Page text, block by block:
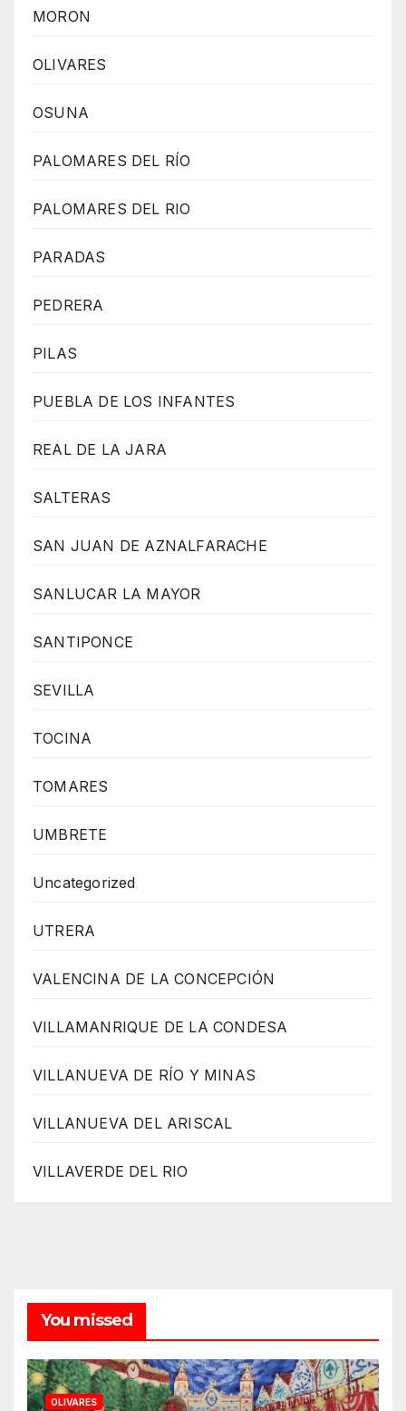
MORON
OLIVARES
OSUNA
PALOMARES DEL RÍO
PALOMARES DEL RIO
PARADAS
PEDRERA
PILAS
PUEBLA DE LOS INFANTES
REAL DE LA JARA
SALTERAS
SAN JUAN DE AZNALFARACHE
SANLUCAR LA MAYOR
SANTIPONCE
SEVILLA
TOCINA
TOMARES
UMBRETE
Uncategorized
UTRERA
VALENCINA DE LA CONCEPCIÓN
VILLAMANRIQUE DE LA CONDESA
VILLANUEVA DE RÍO Y MINAS
VILLANUEVA DEL ARISCAL
VILLAVERDE DEL RIO
You missed
OLIVARES